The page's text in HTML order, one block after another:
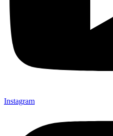
Instagram